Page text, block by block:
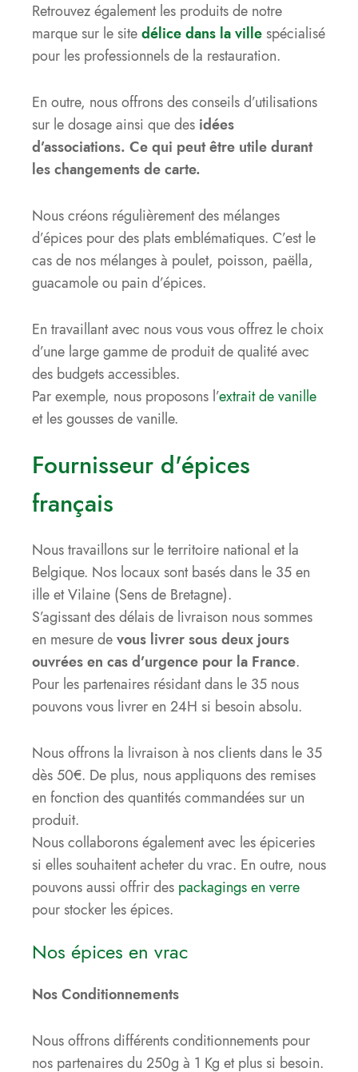
Retrouvez également les produits de notre
marque sur le sitedélice dans la ville spécialisé
pour les professionnels de la restauration.
En outre, nous offrons des conseils d’utilisations
sur le dosage ainsi que des idées
d’associations. Ce qui peut être utile durant
les changements de carte.
Nous créons régulièrement des mélanges
d’épices pour des plats emblématiques. C’est le
cas de nos mélanges à poulet, poisson, paëlla,
guacamole ou pain d’épices.
En travaillant avec nous vous vous offrez le choix
d’une large gamme de produit de qualité avec
des budgets accessibles.
Par exemple, nous proposons l’extrait de vanille
et les gousses de vanille.
Fournisseur d'épices
français
Nous travaillons sur le territoire national et la
Belgique. Nos locaux sont basés dans le 35 en
ille et Vilaine (Sens de Bretagne).
S’agissant des délais de livraison nous sommes
en mesure devous livrer sous deux jours
ouvrées en cas d’urgence pour la France.
Pour les partenaires résidant dans le 35 nous
pouvons vous livrer en 24H si besoin absolu.
Nous offrons la livraison à nos clients dans le 35
dès 50€. De plus, nous appliquons des remises
en fonction des quantités commandées sur un
produit.
Nous collaborons également avec les épiceries
si elles souhaitent acheter du vrac. En outre, nous
pouvons aussi offrir des packagings en verre
pour stocker les épices.
Nos épices en vrac
Nos Conditionnements
Nous offrons différents conditionnements pour
nos partenaires du 250g à 1 Kg et plus si besoin.